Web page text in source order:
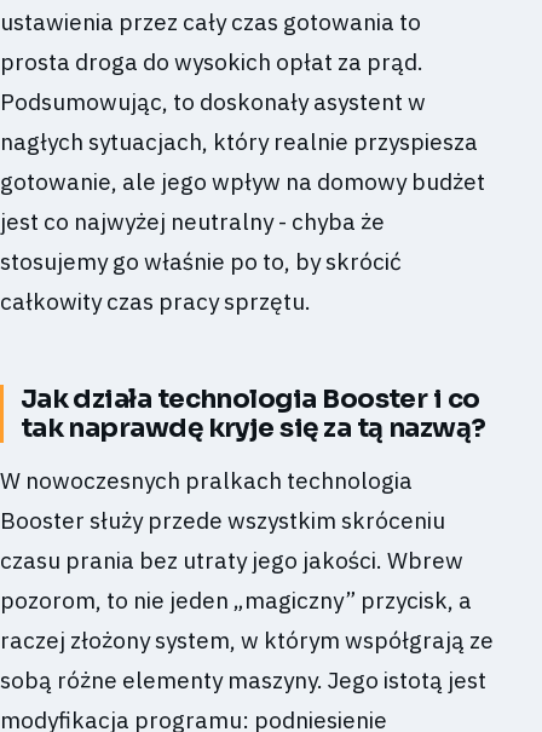
ustawienia przez cały czas gotowania to
prosta droga do wysokich opłat za prąd.
Podsumowując, to doskonały asystent w
nagłych sytuacjach, który realnie przyspiesza
gotowanie, ale jego wpływ na domowy budżet
jest co najwyżej neutralny - chyba że
stosujemy go właśnie po to, by skrócić
całkowity czas pracy sprzętu.
Jak działa technologia Booster i co
tak naprawdę kryje się za tą nazwą?
W nowoczesnych pralkach technologia
Booster służy przede wszystkim skróceniu
czasu prania bez utraty jego jakości. Wbrew
pozorom, to nie jeden „magiczny” przycisk, a
raczej złożony system, w którym współgrają ze
sobą różne elementy maszyny. Jego istotą jest
modyfikacja programu: podniesienie